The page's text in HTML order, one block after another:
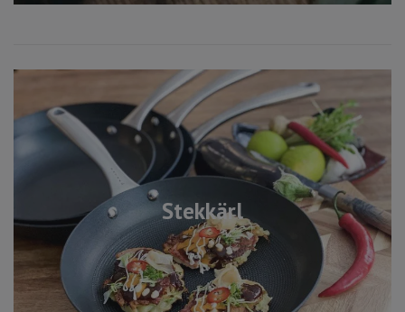
Stekkärl